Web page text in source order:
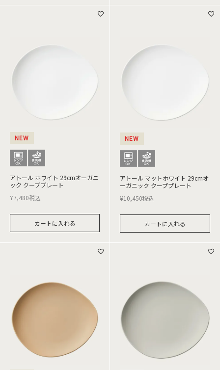
NEW
アトール ホワイト 29cmオーガニ
ック クーププレート
¥7,480税込
カートに入れる
NEW
アトール マットホワイト 29cmオ
ーガニック クーププレート
¥10,450税込
カートに入れる